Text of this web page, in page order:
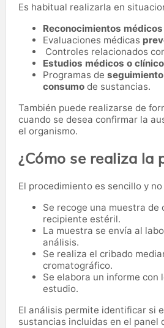
Es habitual realizarla en
Reconocimientos médicos
Evaluaciones médicas
Controles relacionados
Estudios médicos o
Programas de
consumo de sustancias.
También puede realizarse de
cuando se desea confirmar la
el organismo.
¿Cómo se realiza la
El procedimiento es sencillo y
Se recoge una muestra de
recipiente estéril.
La muestra se envía al
análisis.
Se realiza el cribado
cromatográfico.
Se elabora un informe con
estudio.
El análisis permite identificar si
sustancias incluidas en el panel